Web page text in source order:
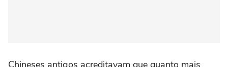
Chineses antigos acreditavam que quanto mais